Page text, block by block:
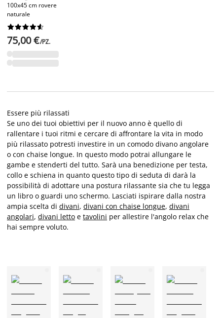
100x45 cm rovere
naturale






75,00 €/PZ.
Essere più rilassati
Se uno dei tuoi obiettivi per il nuovo anno è quello di
rallentare i tuoi ritmi e cercare di affrontare la vita in modo
più rilassato potresti investire in un comodo divano angolare
o con chaise longue. In questo modo potrai allungare le
gambe e stenderti del tutto. Sarà una benedizione per testa,
collo e schiena in quanto questo tipo di seduta di darà la
possibilità di adottare una postura rilassante sia che tu legga
un libro o guardi uno schermo. Lasciati ispirare dalla nostra
ampia scelta di divani, divani con chaise longue, divani
angolari, divani letto e tavolini per allestire l'angolo relax che
hai sempre voluto.